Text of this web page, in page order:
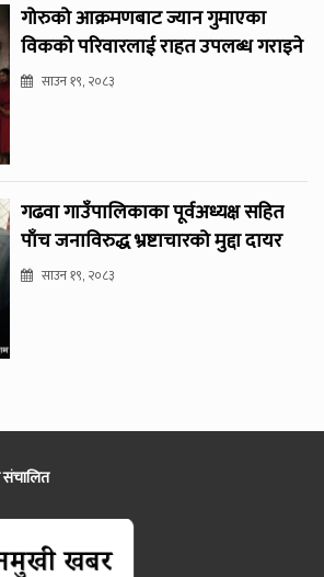
गोरुको आक्रमणबाट ज्यान गुमाएका
विकको परिवारलाई राहत उपलब्ध गराइने
साउन १९, २०८३
गढवा गाउँपालिकाका पूर्वअध्यक्ष सहित
पाँच जनाविरुद्ध भ्रष्टाचारको मुद्दा दायर
साउन १९, २०८३
संचालित